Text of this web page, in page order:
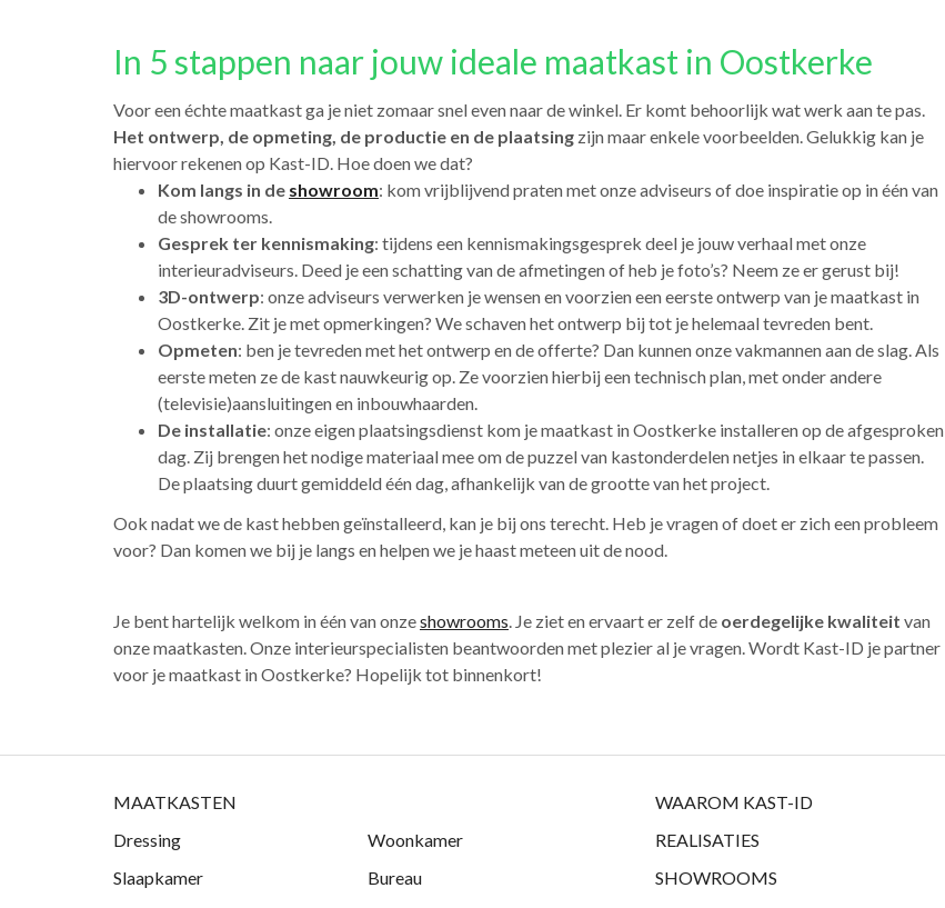
In 5 stappen naar jouw ideale maatkast in Oostkerke
Voor een échte maatkast ga je niet zomaar snel even naar de winkel. Er komt behoorlijk wat werk aan te pas.
Het ontwerp, de opmeting, de productie en de plaatsing zijn maar enkele voorbeelden. Gelukkig kan je
hiervoor rekenen op Kast-ID. Hoe doen we dat?
Kom langs in de showroom: kom vrijblijvend praten met onze adviseurs of doe inspiratie op in één van
de showrooms.
Gesprek ter kennismaking: tijdens een kennismakingsgesprek deel je jouw verhaal met onze
interieuradviseurs. Deed je een schatting van de afmetingen of heb je foto’s? Neem ze er gerust bij!
3D-ontwerp: onze adviseurs verwerken je wensen en voorzien een eerste ontwerp van je maatkast in
Oostkerke. Zit je met opmerkingen? We schaven het ontwerp bij tot je helemaal tevreden bent.
Opmeten: ben je tevreden met het ontwerp en de offerte? Dan kunnen onze vakmannen aan de slag. Als
eerste meten ze de kast nauwkeurig op. Ze voorzien hierbij een technisch plan, met onder andere
(televisie)aansluitingen en inbouwhaarden.
De installatie: onze eigen plaatsingsdienst kom je maatkast in Oostkerke installeren op de afgesproken
dag. Zij brengen het nodige materiaal mee om de puzzel van kastonderdelen netjes in elkaar te passen.
De plaatsing duurt gemiddeld één dag, afhankelijk van de grootte van het project.
Ook nadat we de kast hebben geïnstalleerd, kan je bij ons terecht. Heb je vragen of doet er zich een probleem
voor? Dan komen we bij je langs en helpen we je haast meteen uit de nood.
Je bent hartelijk welkom in één van onzeshowrooms. Je ziet en ervaart er zelf de oerdegelijke kwaliteit van
onze maatkasten. Onze interieurspecialisten beantwoorden met plezier al je vragen. Wordt Kast-ID je partner
voor je maatkast in Oostkerke? Hopelijk tot binnenkort!
MAATKASTEN
Dressing
Woonkamer
Slaapkamer
Bureau
WAAROM KAST-ID
REALISATIES
SHOWROOMS